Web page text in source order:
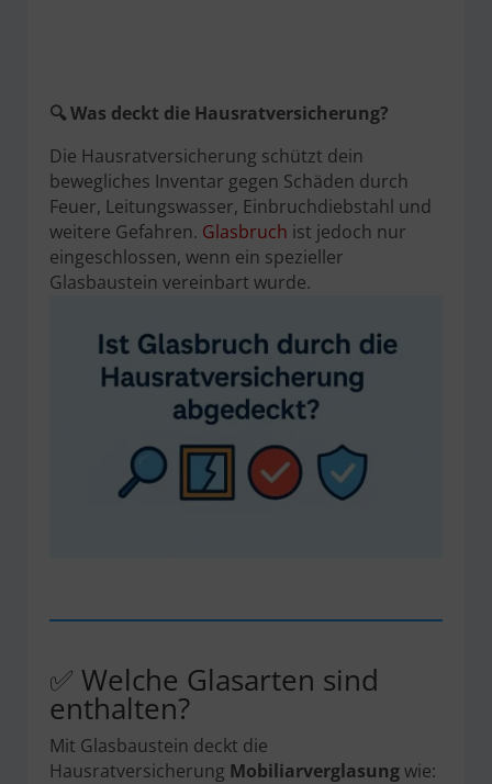
🔍 Was deckt die Hausratversicherung?
Die Hausratversicherung schützt dein
bewegliches Inventar gegen Schäden durch
Feuer, Leitungswasser, Einbruchdiebstahl und
weitere Gefahren. Glasbruch ist jedoch nur
eingeschlossen, wenn ein spezieller
Glasbaustein vereinbart wurde.
✅ Welche Glasarten sind
enthalten?
Mit Glasbaustein deckt die
Hausratversicherung Mobiliarverglasungwie: